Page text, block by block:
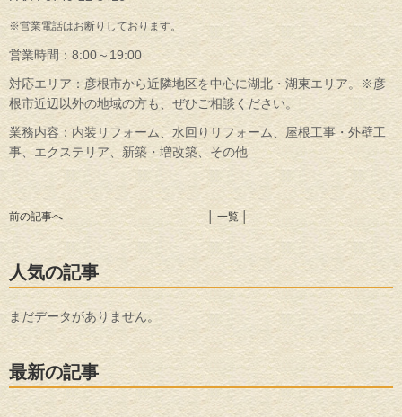
※営業電話はお断りしております。
営業時間：8:00～19:00
対応エリア：彦根市から近隣地区を中心に湖北・湖東エリア。※彦
根市近辺以外の地域の方も、ぜひご相談ください。
業務内容：内装リフォーム、水回りリフォーム、屋根工事・外壁工
事、エクステリア、新築・増改築、その他
前の記事へ │ 一覧 │
人気の記事
まだデータがありません。
最新の記事